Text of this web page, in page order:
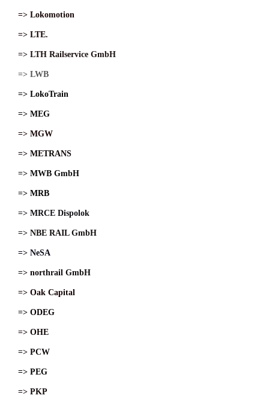
=> Lokomotion
=> LTE.
=> LTH Railservice GmbH
=> LWB
=> LokoTrain
=> MEG
=> MGW
=> METRANS
=> MWB GmbH
=> MRB
=> MRCE Dispolok
=> NBE RAIL GmbH
=> NeSA
=> northrail GmbH
=> Oak Capital
=> ODEG
=> OHE
=> PCW
=> PEG
=> PKP